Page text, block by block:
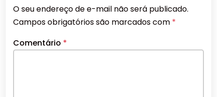
O seu endereço de e-mail não será publicado.
Campos obrigatórios são marcados com *
Comentário *